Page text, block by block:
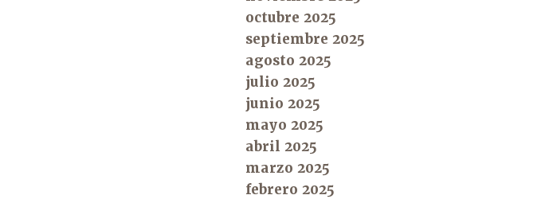
octubre 2025
septiembre 2025
agosto 2025
julio 2025
junio 2025
mayo 2025
abril 2025
marzo 2025
febrero 2025